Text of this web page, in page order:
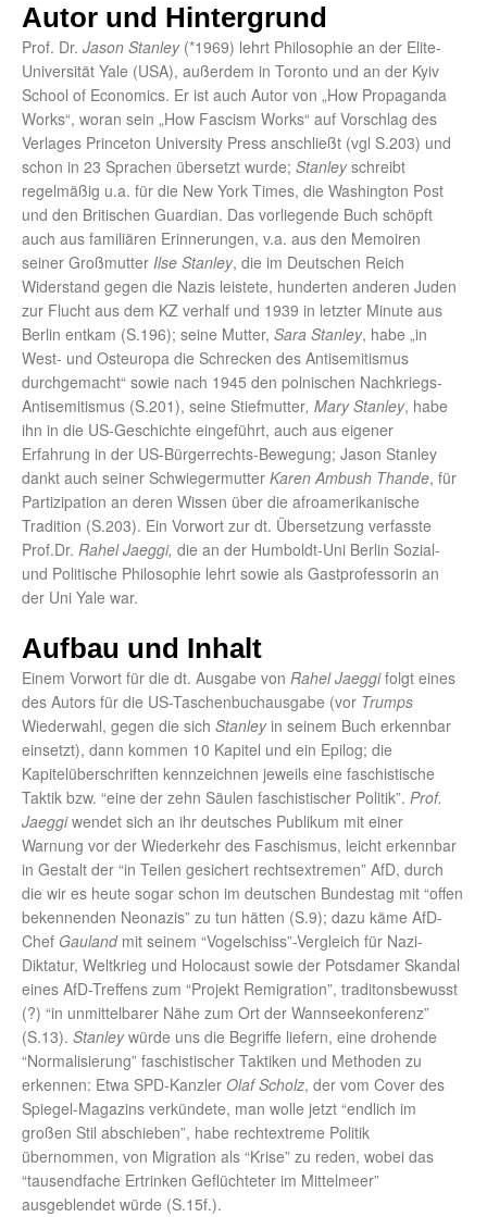
Autor und Hintergrund
Prof. Dr. Jason Stanley(*1969) lehrt Philosophie an der Elite-
Universität Yale (USA), außerdem in Toronto und an der Kyiv
School of Economics. Er ist auch Autor von „How Propaganda
Works“, woran sein „How Fascism Works“ auf Vorschlag des
Verlages Princeton University Press anschließt (vgl S.203) und
schon in 23 Sprachen übersetzt wurde; Stanleyschreibt
regelmäßig u.a. für die New York Times, die Washington Post
und den Britischen Guardian. Das vorliegende Buch schöpft
auch aus familiären Erinnerungen, v.a. aus den Memoiren
seiner Großmutter Ilse Stanley, die im Deutschen Reich
Widerstand gegen die Nazis leistete, hunderten anderen Juden
zur Flucht aus dem KZ verhalf und 1939 in letzter Minute aus
Berlin entkam (S.196); seine Mutter, Sara Stanley, habe „in
West- und Osteuropa die Schrecken des Antisemitismus
durchgemacht“ sowie nach 1945 den polnischen Nachkriegs-
Antisemitismus (S.201), seine Stiefmutter, Mary Stanley, habe
ihn in die US-Geschichte eingeführt, auch aus eigener
Erfahrung in der US-Bürgerrechts-Bewegung; Jason Stanley
dankt auch seiner Schwiegermutter Karen Ambush Thande, für
Partizipation an deren Wissen über die afroamerikanische
Tradition (S.203). Ein Vorwort zur dt. Übersetzung verfasste
Prof.Dr. Rahel Jaeggi, die an der Humboldt-Uni Berlin Sozial-
und Politische Philosophie lehrt sowie als Gastprofessorin an
der Uni Yale war.
Aufbau und Inhalt
Einem Vorwort für die dt. Ausgabe von Rahel Jaeggifolgt eines
des Autors für die US-Taschenbuchausgabe (vor Trumps
Wiederwahl, gegen die sich Stanleyin seinem Buch erkennbar
einsetzt), dann kommen 10 Kapitel und ein Epilog; die
Kapitelüberschriften kennzeichnen jeweils eine faschistische
Taktik bzw. “eine der zehn Säulen faschistischer Politik”. Prof.
Jaeggiwendet sich an ihr deutsches Publikum mit einer
Warnung vor der Wiederkehr des Faschismus, leicht erkennbar
in Gestalt der “in Teilen gesichert rechtsextremen” AfD, durch
die wir es heute sogar schon im deutschen Bundestag mit “offen
bekennenden Neonazis” zu tun hätten (S.9); dazu käme AfD-
Chef Gaulandmit seinem “Vogelschiss”-Vergleich für Nazi-
Diktatur, Weltkrieg und Holocaust sowie der Potsdamer Skandal
eines AfD-Treffens zum “Projekt Remigration”, traditonsbewusst
(?) “in unmittelbarer Nähe zum Ort der Wannseekonferenz”
(S.13). Stanleywürde uns die Begriffe liefern, eine drohende
“Normalisierung” faschistischer Taktiken und Methoden zu
erkennen: Etwa SPD-Kanzler Olaf Scholz, der vom Cover des
Spiegel-Magazins verkündete, man wolle jetzt “endlich im
großen Stil abschieben”, habe rechtextreme Politik
übernommen, von Migration als “Krise” zu reden, wobei das
“tausendfache Ertrinken Geflüchteter im Mittelmeer”
ausgeblendet würde (S.15f.).